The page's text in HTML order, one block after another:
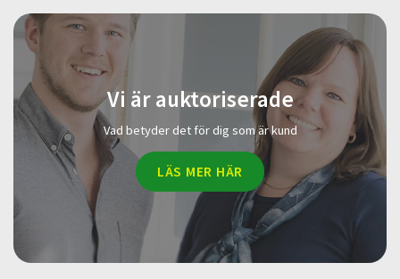
Vi är auktoriserade
Vad betyder det för dig som är kund
LÄS MER HÄR